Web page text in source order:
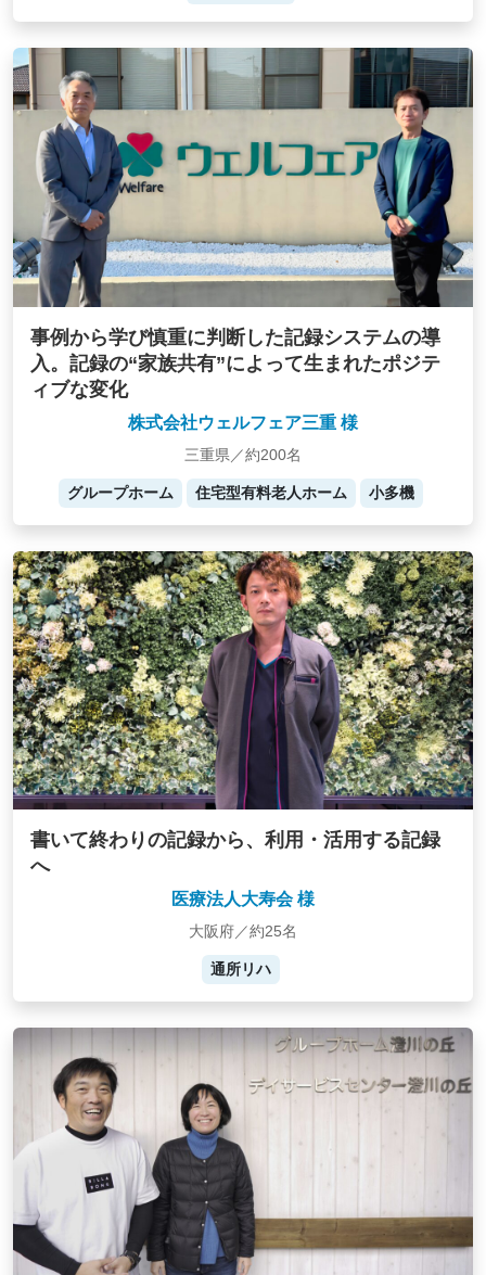
事例から学び慎重に判断した記録システムの導
入。記録の“家族共有”によって生まれたポジテ
ィブな変化
株式会社ウェルフェア三重 様
三重県／約200名
グループホーム 住宅型有料老人ホーム 小多機
書いて終わりの記録から、利用・活用する記録
へ
医療法人大寿会 様
大阪府／約25名
通所リハ